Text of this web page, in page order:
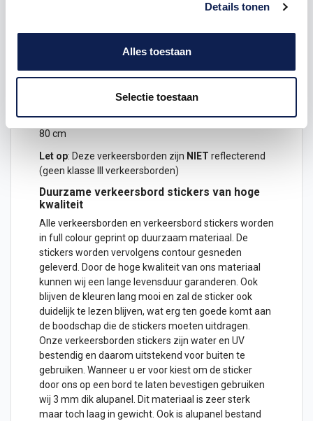
Details tonen
Alles toestaan
Selectie toestaan
Verkrijgbaar als sticker in de volgende formaten:
60 cm
80 cm
Let op: Deze verkeersborden zijn NIET reflecterend
(geen klasse III verkeersborden)
Duurzame verkeersbord stickers van hoge
kwaliteit
Alle verkeersborden en verkeersbord stickers worden
in full colour geprint op duurzaam materiaal. De
stickers worden vervolgens contour gesneden
geleverd. Door de hoge kwaliteit van ons materiaal
kunnen wij een lange levensduur garanderen. Ook
blijven de kleuren lang mooi en zal de sticker ook
duidelijk te lezen blijven, wat erg ten goede komt aan
de boodschap die de stickers moeten uitdragen.
Onze verkeersborden stickers zijn water en UV
bestendig en daarom uitstekend voor buiten te
gebruiken. Wanneer u er voor kiest om de sticker
door ons op een bord te laten bevestigen gebruiken
wij 3 mm dik alupanel. Dit materiaal is zeer sterk
maar toch laag in gewicht. Ook is alupanel bestand